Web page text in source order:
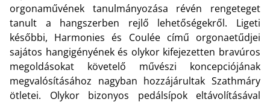
orgonaművének tanulmányozása révén rengeteget
tanult a hangszerben rejlő lehetőségekről. Ligeti
későbbi, Harmonies és Coulée című orgonaetűdjei
sajátos hangigényének és olykor kifejezetten bravúros
megoldásokat követelő művészi koncepciójának
megvalósításához nagyban hozzájárultak Szathmáry
ötletei. Olykor bizonyos pedálsípok eltávolításával